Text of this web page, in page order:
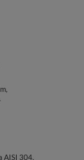
AISI 304,